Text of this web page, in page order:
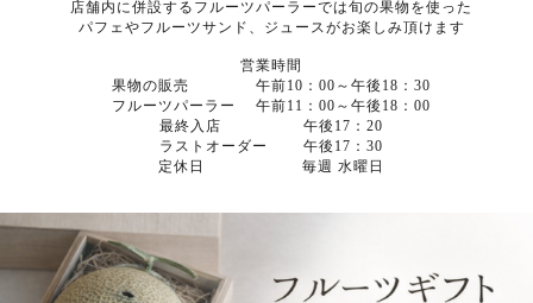
店舗内に併設するフルーツパーラーでは旬の果物を使った
パフェやフルーツサンド、ジュースがお楽しみ頂けます
営業時間
果物の販売 午前10：00～午後18：30
フルーツパーラー 午前11：00～午後18：00
最終入店 午後17：20
ラストオーダー 午後17：30
定休日 毎週 水曜日